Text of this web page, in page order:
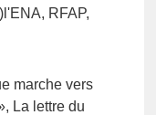
RFAP,
marche vers
La lettre du